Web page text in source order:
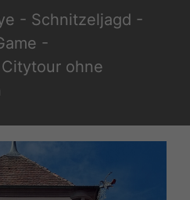
- Schnitzeljagd -
-
ohne